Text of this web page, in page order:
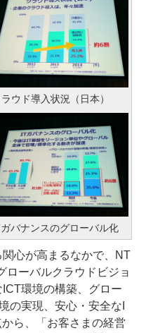
ウド導入状況（日本）
バナンスのグローバル化
心が高まるなかで、NT
ローバルクラウドビジョ
環境の構築、グロー
の実現、安心・安全なI
ら、「お客さまの経営